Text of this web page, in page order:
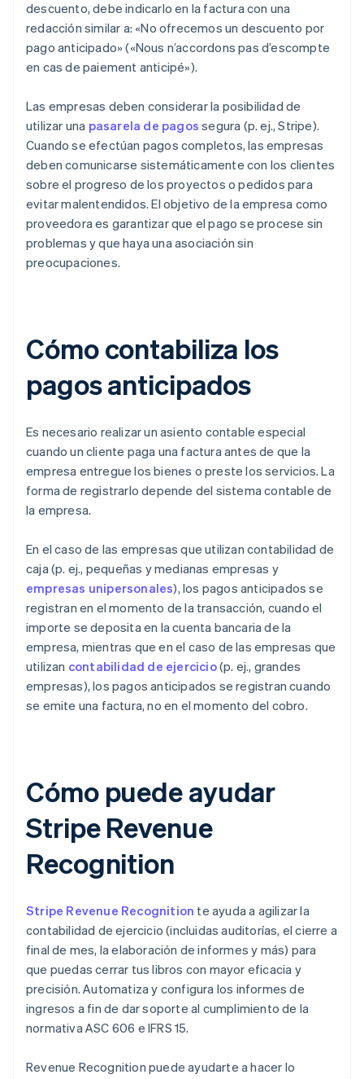
descuento, debe indicarlo en la factura con una
redacción similar a: «No ofrecemos un descuento por
pago anticipado» («Nous n’accordons pas d’escompte
en cas de paiement anticipé»).
Las empresas deben considerar la posibilidad de
utilizar una pasarela de pagos segura (p. ej., Stripe).
Cuando se efectúan pagos completos, las empresas
deben comunicarse sistemáticamente con los clientes
sobre el progreso de los proyectos o pedidos para
evitar malentendidos. El objetivo de la empresa como
proveedora es garantizar que el pago se procese sin
problemas y que haya una asociación sin
preocupaciones.
Cómo contabiliza los
pagos anticipados
Es necesario realizar un asiento contable especial
cuando un cliente paga una factura antes de que la
empresa entregue los bienes o preste los servicios. La
forma de registrarlo depende del sistema contable de
la empresa.
En el caso de las empresas que utilizan contabilidad de
caja (p. ej., pequeñas y medianas empresas y
empresas unipersonales), los pagos anticipados se
registran en el momento de la transacción, cuando el
importe se deposita en la cuenta bancaria de la
empresa, mientras que en el caso de las empresas que
utilizan contabilidad de ejercicio(p. ej., grandes
empresas), los pagos anticipados se registran cuando
se emite una factura, no en el momento del cobro.
Cómo puede ayudar
Stripe Revenue
Recognition
Stripe Revenue Recognition te ayuda a agilizar la
contabilidad de ejercicio (incluidas auditorías, el cierre a
final de mes, la elaboración de informes y más) para
que puedas cerrar tus libros con mayor eficacia y
precisión. Automatiza y configura los informes de
ingresos a fin de dar soporte al cumplimiento de la
normativa ASC 606 e IFRS 15.
Revenue Recognition puede ayudarte a hacer lo